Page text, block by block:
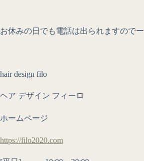
お休みの日でも電話は出られますのでー
hair design filo
ヘア デザイン フィーロ
ホームページ
https://filo2020.com